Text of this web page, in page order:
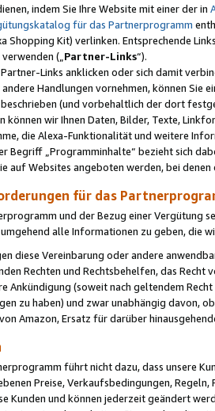
indem Sie Ihre Website mit einer der in
für das Partnerprogramm
Shopping Kit) verlinken. Entsprechende
(„ Partner-Links“).
Links anklicken oder sich damit
Handlungen vornehmen, können Sie
(und vorbehaltlich der dort
können wir Ihnen Daten, Bilder, Texte,
die Alexa-Funktionalität und weitere
Begriff „Programminhalte“ bezieht sich
auf Websites angeboten werden, bei
für das
und der Bezug einer Vergütung
alle Informationen zu geben, die
diese Vereinbarung oder andere
Rechten und Rechtsbehelfen, das
Ankündigung (soweit nach geltendem
zu haben) und zwar unabhängig davon,
Amazon, Ersatz für darüber
führt nicht dazu, dass unsere
Preise, Verkaufsbedingungen,
Kunden und können jederzeit geändert